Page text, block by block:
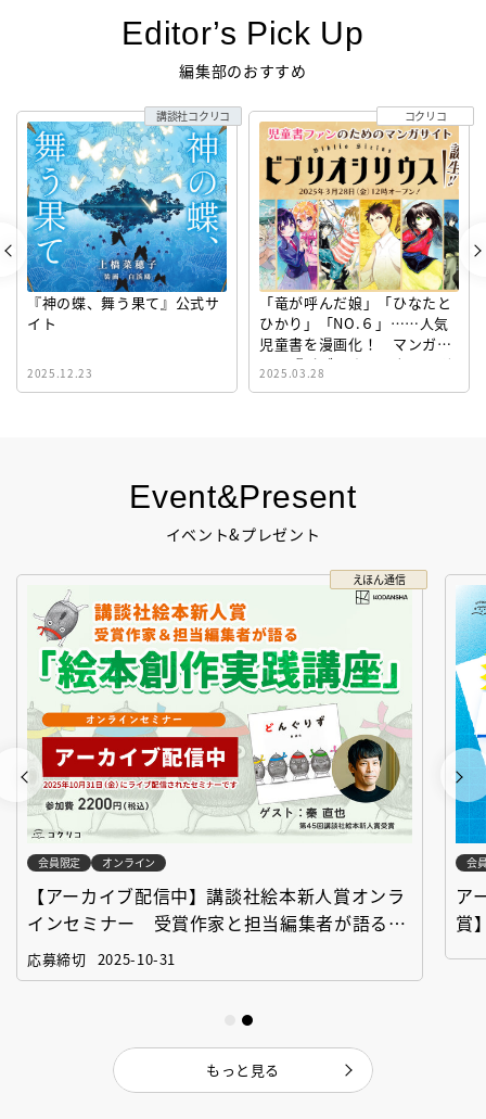
Event&Present
イベント&プレゼント
えほん通信
会員限定 オンライン
【アーカイブ配信中】講談社絵本新人賞オンラ
インセミナー 受賞作家と担当編集者が語る
「絵本創作実践講座」
応募締切 2025-10-31
会
ア
賞
もっと見る
Editor’s Pick Up
編集部のおすすめ
『神の蝶、舞う果て』公式サ
イト
2025.12.23
講談社コクリコ
「竜が呼んだ娘」「ひなたと
ひかり」「NO.６」……人気
児童書を漫画化！ マンガサ
イト『ビブリオシリウス』誕
生！
2025.03.28
コクリコ